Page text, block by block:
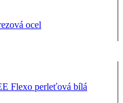
ocel
Flexo perleťová bílá